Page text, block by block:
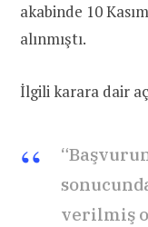
akabinde 10
alınmıştı.
İlgili karara dair
verilmiş